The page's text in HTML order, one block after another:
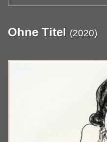
Ohne Titel (2020)